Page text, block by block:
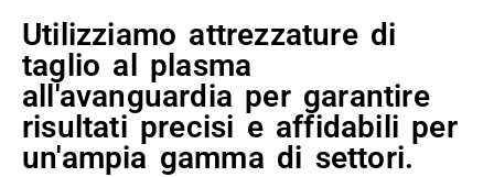
Utilizziamo attrezzature di
taglio al plasma
all'avanguardia per garantire
risultati precisi e affidabili per
un'ampia gamma di settori.